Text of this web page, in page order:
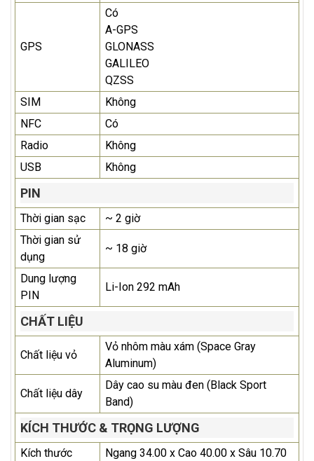
GPS
Có
A-GPS
GLONASS
GALILEO
QZSS
SIM
Không
NFC
Có
Radio
Không
USB
Không
PIN
Thời gian sạc
~ 2 giờ
Thời gian sử
dụng
~ 18 giờ
Dung lượng
PIN
Li-Ion 292 mAh
CHẤT LIỆU
Chất liệu vỏ
Vỏ nhôm màu xám (Space Gray
Aluminum)
Chất liệu dây
Dây cao su màu đen (Black Sport
Band)
KÍCH THƯỚC & TRỌNG LƯỢNG
Kích thước
Ngang 34.00 x Cao 40.00 x Sâu 10.70